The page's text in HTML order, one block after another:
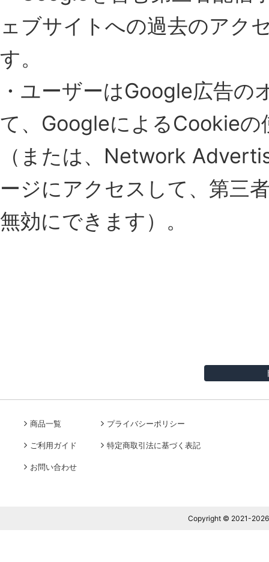
ェブサイトへの過去のアク
す。
・ユーザーはGoogle広告
て、GoogleによるCookieの
（または、Network
ージにアクセスして、第三
無効にできます）。
商品一覧
ご利用ガイド
お問い合わせ
プライバシーポリシー
特定商取引法に基づく表記
Copyright © 2021-